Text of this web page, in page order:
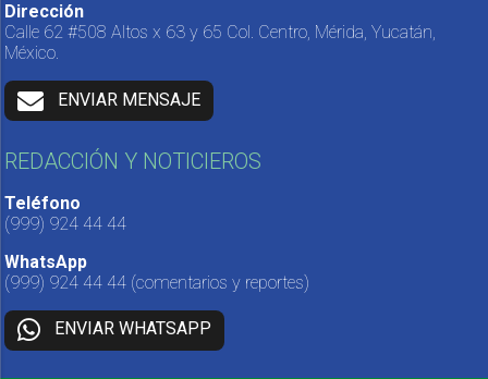
Dirección
Calle 62 #508 Altos x 63 y 65 Col. Centro, Mérida, Yucatán,
México.
ENVIAR MENSAJE
REDACCIÓN Y NOTICIEROS
Teléfono
(999) 924 44 44
WhatsApp
(999) 924 44 44 (comentarios y reportes)
ENVIAR WHATSAPP